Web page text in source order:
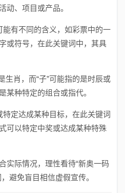
动、项目或产品。
有不同的含义，如彩票中的一
或符号，在此关键词中，其具
生肖，而“子”可能指的是时辰或
某种特定的组合或指代。
定达成某种目标，在此关键词
可以特定中奖或达成某种特殊
实际情况，理性看待“新奥一码
避免盲目相信虚假宣传。